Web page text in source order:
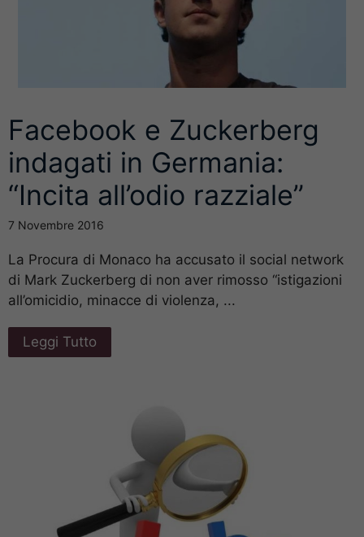
Facebook e Zuckerberg
indagati in Germania:
“Incita all’odio razziale”
7 Novembre 2016
La Procura di Monaco ha accusato il social network
di Mark Zuckerberg di non aver rimosso “istigazioni
all’omicidio, minacce di violenza, ...
Leggi Tutto